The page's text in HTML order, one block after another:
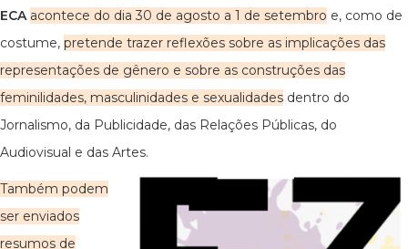
ECA acontece do dia 30 de agosto a 1 de setembro e, como de
costume, pretende trazer reflexões sobre as implicações das
representações de gênero e sobre as construções das
feminilidades, masculinidades e sexualidades dentro do
Jornalismo, da Publicidade, das Relações Públicas, do
Audiovisual e das Artes.
Também podem
ser enviados
resumos de